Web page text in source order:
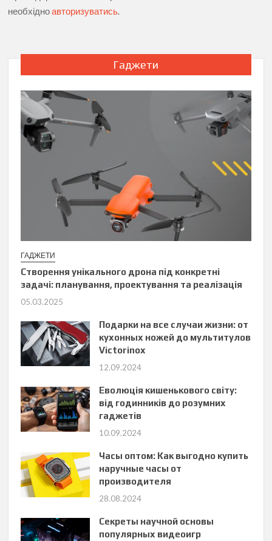
необхідноавторизуватись.
Гаджети
ГАДЖЕТИ
Створення унікального дрона під конкретні
задачі: планування, проектування та реалізація
05.03.2025
Подарки на все случаи жизни: от
кухонных ножей до мультитулов
Victorinox
12.09.2024
Еволюція кишенькового світу:
від годинників до розумних
гаджетів
10.09.2024
Часы оптом: Как выгодно купить
наручные часы от
производителя
28.08.2024
Секреты научной основы
популярных видеоигр